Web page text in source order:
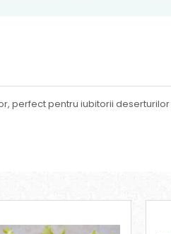
perfect pentru iubitorii